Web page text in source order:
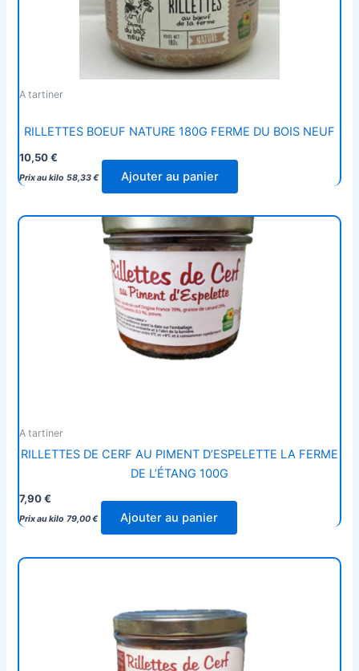
A tartiner
RILLETTES BOEUF NATURE 180G FERME DU BOIS NEUF
10,50€
Prix au kilo 58,33€ Ajouter au panier
A tartiner
RILLETTES DE CERF AU PIMENT D’ESPELETTE LA FERME
DE L’ÉTANG 100G
7,90€
Prix au kilo 79,00€ Ajouter au panier